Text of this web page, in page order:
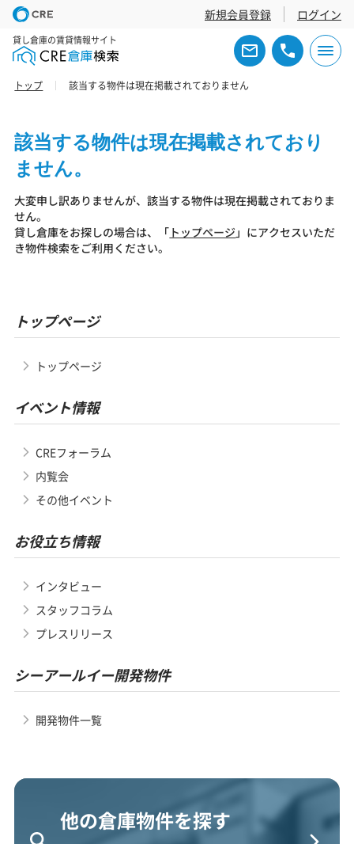
新規会員登録 ログイン
貸し倉庫の賃貸情報サイト
トップ 該当する物件は現在掲載されておりません
該当する物件は現在掲載されており
ません。
大変申し訳ありませんが、該当する物件は現在掲載されておりま
せん。
貸し倉庫をお探しの場合は、「 トップページ 」にアクセスいただ
き物件検索をご利用ください。
トップページ
トップページ
イベント情報
CREフォーラム
内覧会
その他イベント
お役立ち情報
インタビュー
スタッフコラム
プレスリリース
シーアールイー開発物件
開発物件一覧
他の倉庫物件を探す